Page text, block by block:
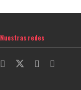
Nuestras redes